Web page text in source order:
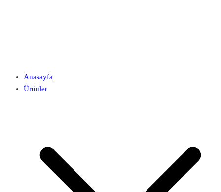
Anasayfa
Ürünler